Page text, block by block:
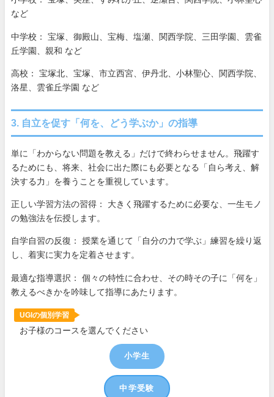
など
中学校： 宝塚、御殿山、宝梅、塩瀬、関西学院、三田学園、雲雀
丘学園、親和 など
高校： 宝塚北、宝塚、市立西宮、伊丹北、小林聖心、関西学院、
洛星、雲雀丘学園 など
3. 自立を促す「何を、どう学ぶか」の指導
単に「わからない問題を教える」だけで終わらせません。飛躍す
るためにも、将来、社会に出た際にも必要となる「自ら考え、解
決する力」を養うことを重視しています。
正しい学習方法の習得： 大きく飛躍するために必要な、一生モノ
の勉強法を伝授します。
自学自習の反復： 授業を通じて「自分の力で学ぶ」練習を繰り返
し、着実に実力を定着させます。
最適な指導選択： 個々の特性に合わせ、その時その子に「何を」
教えるべきかを吟味して指導にあたります。
UGIの個別学習
お子様のコースを選んでください
小学生
中学受験